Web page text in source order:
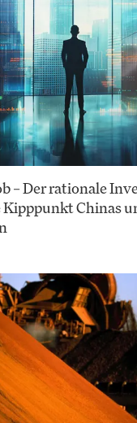
– Der rationale
Chinas